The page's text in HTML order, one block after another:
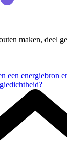
maken, deel
een energiebron